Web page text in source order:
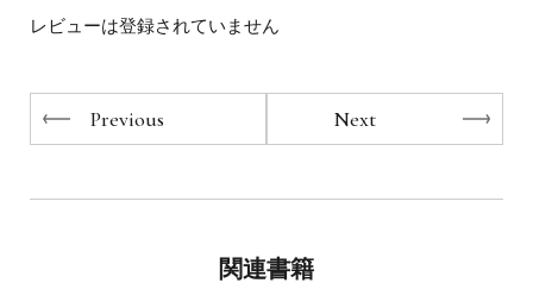
レビューは登録されていません
Previous Next
関連書籍